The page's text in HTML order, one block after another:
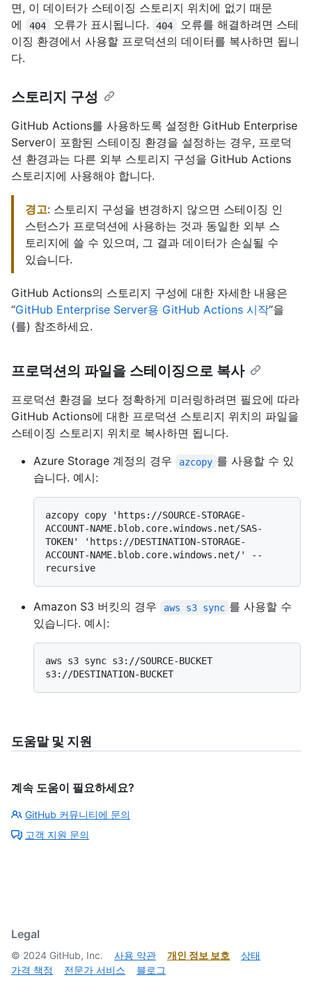
면, 이 데이터가 스테이징 스토리지 위치에 없기 때문
에
404 오류가 표시됩니다. 404
오류를 해결하려면 스테
이징 환경에서 사용할 프로덕션의 데이터를 복사하면 됩니
다.
스토리지 구성
GitHub Actions를 사용하도록 설정한 GitHub Enterprise
Server이 포함된 스테이징 환경을 설정하는 경우, 프로덕
션 환경과는 다른 외부 스토리지 구성을 GitHub Actions
스토리지에 사용해야 합니다.
경고: 스토리지 구성을 변경하지 않으면 스테이징 인
스턴스가 프로덕션에 사용하는 것과 동일한 외부 스
토리지에 쓸 수 있으며, 그 결과 데이터가 손실될 수
있습니다.
GitHub Actions의 스토리지 구성에 대한 자세한 내용은
“GitHub Enterprise Server용 GitHub Actions 시작”을
(를) 참조하세요.
프로덕션의 파일을 스테이징으로 복사
프로덕션 환경을 보다 정확하게 미러링하려면 필요에 따라
GitHub Actions에 대한 프로덕션 스토리지 위치의 파일을
스테이징 스토리지 위치로 복사하면 됩니다.
Azure Storage 계정의 경우
azcopy 를 사용할 수 있
습니다. 예시:
azcopy copy 'https://SOURCE-STORAGE-
ACCOUNT-NAME.blob.core.windows.net/SAS-
TOKEN' 'https://DESTINATION-STORAGE-
ACCOUNT-NAME.blob.core.windows.net/' --
Amazon S3 버킷의 경우 aws s3 sync 를 사용할 수
있습니다. 예시:
aws s3 sync s3://SOURCE-BUCKET
도움말 및 지원
계속 도움이 필요하세요?
GitHub 커뮤니티에 문의
고객 지원 문의
Legal
© 2024 GitHub, Inc. 사용 약관 개인 정보 보호
상태
가격 책정
전문가 서비스 블로그